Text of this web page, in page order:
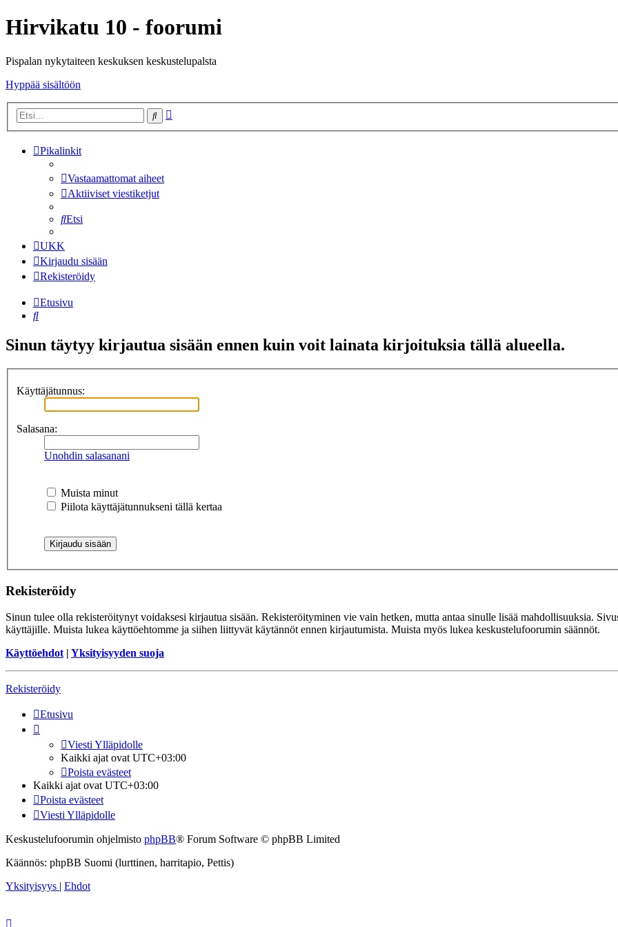
Hirvikatu 10 - foorumi
Pispalan nykytaiteen keskuksen keskustelupalsta
Hyppää sisältöön
Etsi
Pikalinkit
Vastaamattomat aiheet
Aktiiviset viestiketjut
Etsi
UKK
Kirjaudu sisään
Rekisteröidy
Etusivu
Etsi
Sinun täytyy kirjautua sisään ennen kuin voit lainata kirjoituksia tällä alueella.
Käyttäjätunnus:
Salasana:
Unohdin salasanani
Muista minut
Piilota käyttäjätunnukseni tällä kertaa
Rekisteröidy
Sinun tulee olla rekisteröitynyt voidaksesi kirjautua sisään. Rekisteröityminen vie vain hetken, mutta antaa sinulle lisää mahdollisuuksia.
käyttäjille. Muista lukea käyttöehtomme ja siihen liittyvät käytännöt ennen kirjautumista. Muista myös lukea keskustelufoorumin säännöt.
Käyttöehdot | Yksityisyyden suoja
Rekisteröidy
Etusivu
Viesti Ylläpidolle
Kaikki ajat ovat UTC+03:00
Poista evästeet
Kaikki ajat ovat UTC+03:00
Poista evästeet
Viesti Ylläpidolle
Keskustelufoorumin ohjelmisto phpBB® Forum Software © phpBB Limited
Käännös: phpBB Suomi (lurttinen, harritapio, Pettis)
Yksityisyys | Ehdot